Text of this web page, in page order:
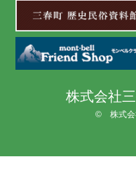
株式会社
© 株式会